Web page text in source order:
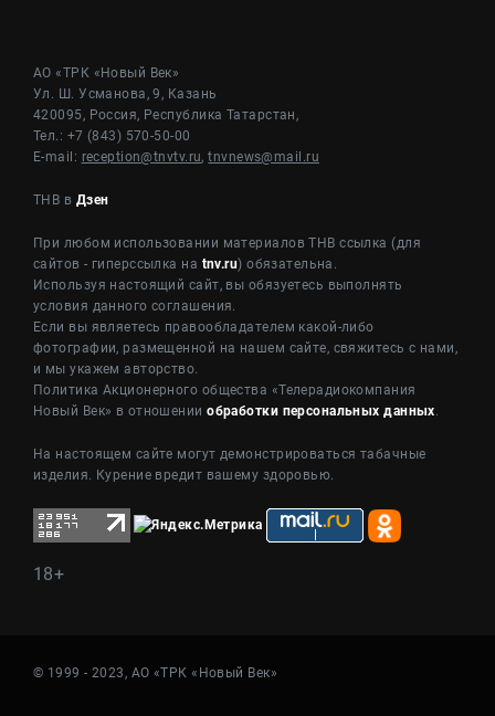
АО «ТРК «Новый Век»
Ул. Ш. Усманова, 9, Казань
420095, Россия, Республика Татарстан,
Тел.: +7 (843) 570-50-00
E-mail: reception@tnvtv.ru,tnvnews@mail.ru
ТНВ в Дзен
При любом использовании материалов ТНВ ссылка (для
сайтов - гиперссылка на tnv.ru) обязательна.
Используя настоящий сайт, вы обязуетесь выполнять
условия данного соглашения.
Если вы являетесь правообладателем какой-либо
фотографии, размещенной на нашем сайте, свяжитесь с нами,
и мы укажем авторство.
Политика Акционерного общества «Телерадиокомпания
Новый Век» в отношенииобработки персональных данных.
На настоящем сайте могут демонстрироваться табачные
изделия. Курение вредит вашему здоровью.
18+
© 1999 - 2023, АО «ТРК «Новый Век»